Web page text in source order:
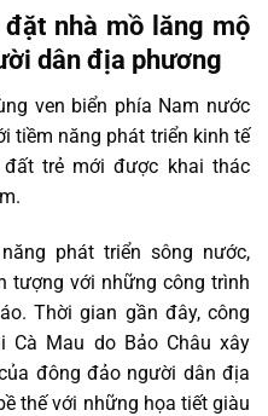
nhà mồ lăng mộ
dân địa phương
ven biển phía Nam nước
tiềm năng phát triển kinh tế
trẻ mới được khai thác
phát triển sông nước,
tượng với những công trình
Thời gian gần đây, công
Mau do Bảo Châu xây
đông đảo người dân địa
thế với những họa tiết giàu